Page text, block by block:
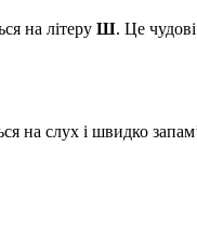
на літеру Ш. Це
на слух і швидко